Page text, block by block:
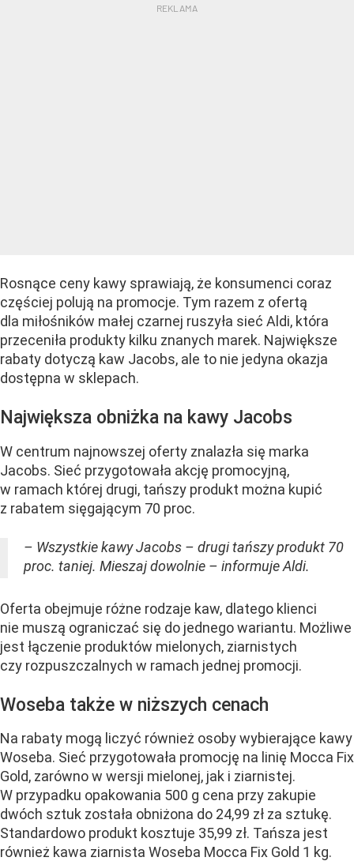
Rosnące ceny kawy sprawiają, że konsumenci coraz
częściej polują na promocje. Tym razem z ofertą
dla miłośników małej czarnej ruszyła sieć Aldi, która
przeceniła produkty kilku znanych marek. Największe
rabaty dotyczą kaw Jacobs, ale to nie jedyna okazja
dostępna w sklepach.
Największa obniżka na kawy Jacobs
W centrum najnowszej oferty znalazła się marka
Jacobs. Sieć przygotowała akcję promocyjną,
w ramach której drugi, tańszy produkt można kupić
z rabatem sięgającym 70 proc.
– Wszystkie kawy Jacobs – drugi tańszy produkt 70
proc. taniej. Mieszaj dowolnie – informuje Aldi.
Oferta obejmuje różne rodzaje kaw, dlatego klienci
nie muszą ograniczać się do jednego wariantu. Możliwe
jest łączenie produktów mielonych, ziarnistych
czy rozpuszczalnych w ramach jednej promocji.
Woseba także w niższych cenach
Na rabaty mogą liczyć również osoby wybierające kawy
Woseba. Sieć przygotowała promocję na linię Mocca Fix
Gold, zarówno w wersji mielonej, jak i ziarnistej.
W przypadku opakowania 500 g cena przy zakupie
dwóch sztuk została obniżona do 24,99 zł za sztukę.
Standardowo produkt kosztuje 35,99 zł. Tańsza jest
również kawa ziarnista Woseba Mocca Fix Gold 1 kg.